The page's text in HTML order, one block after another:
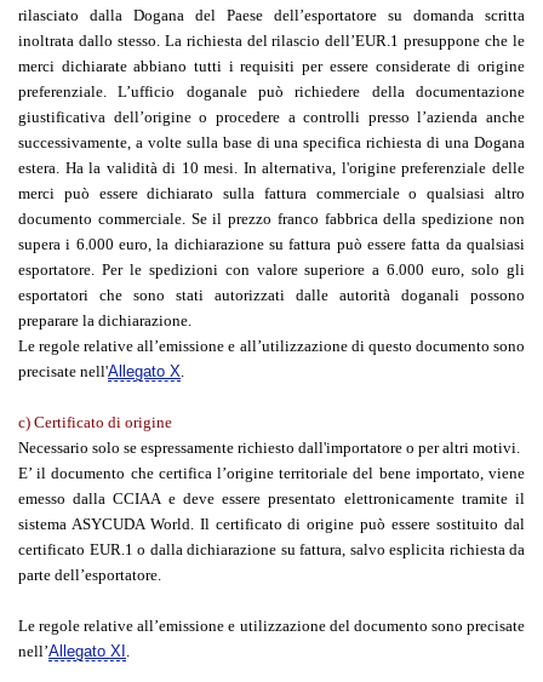
rilasciato dalla Dogana del Paese dell’esportatore su domanda scritta
inoltrata dallo stesso. La richiesta del rilascio dell’EUR.1 presuppone che le
merci dichiarate abbiano tutti i requisiti per essere considerate di origine
preferenziale. L’ufficio doganale può richiedere della documentazione
giustificativa dell’origine o procedere a controlli presso l’azienda anche
successivamente, a volte sulla base di una specifica richiesta di una Dogana
estera. Ha la validità di 10 mesi. In alternativa, l'origine preferenziale delle
merci può essere dichiarato sulla fattura commerciale o qualsiasi altro
documento commerciale. Se il prezzo franco fabbrica della spedizione non
supera i 6.000 euro, la dichiarazione su fattura può essere fatta da qualsiasi
esportatore. Per le spedizioni con valore superiore a 6.000 euro, solo gli
esportatori che sono stati autorizzati dalle autorità doganali possono
preparare la dichiarazione.
Le regole relative all’emissione e all’utilizzazione di questo documento sono
precisate nell'Allegato X.
c) Certificato di origine
Necessario solo se espressamente richiesto dall'importatore o per altri motivi.
E’ il documento che certifica l’origine territoriale del bene importato, viene
emesso dalla CCIAA e deve essere presentato elettronicamente tramite il
sistema ASYCUDA World. Il certificato di origine può essere sostituito dal
certificato EUR.1 o dalla dichiarazione su fattura, salvo esplicita richiesta da
parte dell’esportatore.
Le regole relative all’emissione e utilizzazione del documento sono precisate
nell’Allegato XI .